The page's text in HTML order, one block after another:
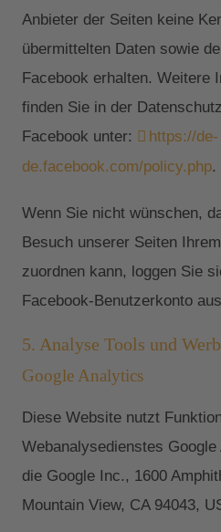
Anbieter der Seiten keine
übermittelten Daten sowie
Facebook erhalten. Weitere
finden Sie in der
Facebook unter:
https://de-
de.facebook.com/policy.php.
Wenn Sie nicht wünschen,
Besuch unserer Seiten
zuordnen kann, loggen Sie
Facebook-Benutzerkonto
5. Analyse Tools und
Google Analytics
Diese Website nutzt
Webanalysedienstes
die Google Inc., 1600
Mountain View, CA 94043,